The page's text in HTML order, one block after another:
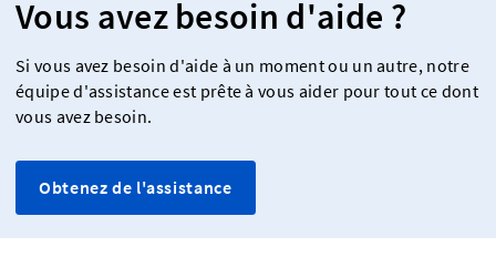
Vous avez besoin d'aide ?
Si vous avez besoin d'aide à un moment ou un autre, notre
équipe d'assistance est prête à vous aider pour tout ce dont
vous avez besoin.
Obtenez de l'assistance